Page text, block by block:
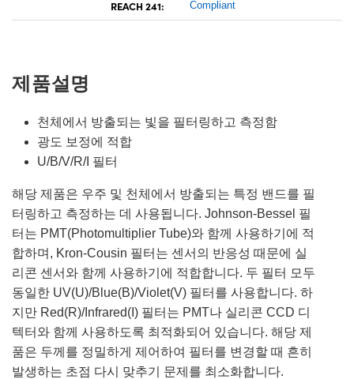
REACH 241: Compliant
제품설명
천체에서 방출되는 빛을 필터링하고 측정함
광도 보정에 적합
U/B/V/R/I 필터
해당 제품은 우주 및 천체에서 방출되는 특정 밴드를 필
터링하고 측정하는 데 사용됩니다. Johnson-Bessel 필
터는 PMT(Photomultiplier Tube)와 함께 사용하기에 적
합하며, Kron-Cousin 필터는 센서의 반응성 때문에 실
리콘 센서와 함께 사용하기에 적합합니다. 두 필터 모두
동일한 UV(U)/Blue(B)/Violet(V) 필터를 사용합니다. 하
지만 Red(R)/Infrared(I) 필터는 PMT나 실리콘 CCD 디
텍터와 함께 사용하도록 최적화되어 있습니다. 해당 제
품은 두께를 정밀하게 제어하여 필터를 변경할 때 흔히
발생하는 초점 다시 맞추기 문제를 최소화합니다.